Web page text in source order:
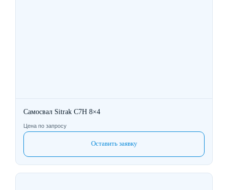
Самосвал Sitrak C7H 8×4
Цена по запросу
Оставить заявку